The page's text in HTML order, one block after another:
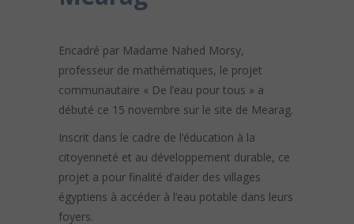
Encadré par Madame Nahed Morsy,
professeur de mathématiques, le projet
communautaire « De l’eau pour tous » a
débuté ce 15 novembre sur le site de Mearag.
Inscrit dans le cadre de l’éducation à la
citoyenneté et au développement durable, ce
projet a pour finalité d’aider des villages
égyptiens à accéder à l’eau potable dans leurs
foyers.